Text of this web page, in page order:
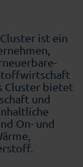
ist ein
Cluster bietet
und
On- und